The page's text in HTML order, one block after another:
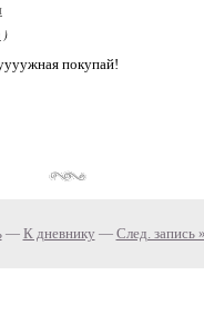
)
покупай!
— К дневнику — След. запись »